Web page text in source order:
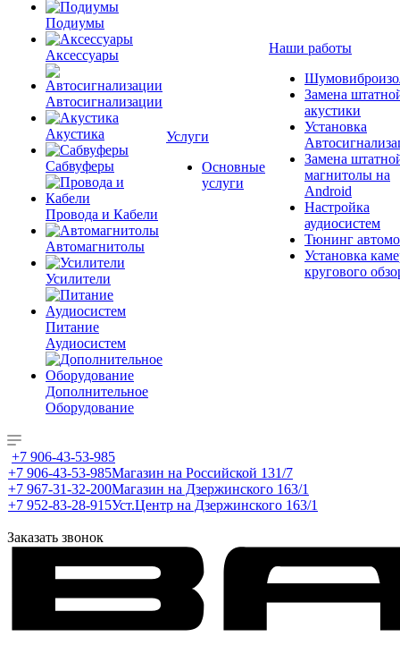
Подиумы
Аксессуары
Автосигнализации
Акустика
Сабвуферы
Провода и Кабели
Автомагнитолы
Усилители
Питание
Аудиосистем
Дополнительное
Оборудование
Услуги
Основные
услуги
Наши работы
Замена
акустики
Установка
Замена
магнитолы на
Android
Настройка
аудиосистем
Тюнинг
Установка
кругового
+7 906-43-53-985
+7 906-43-53-985Магазин на Российской 131/7
+7 967-31-32-200Магазин на Дзержинского 163/1
+7 952-83-28-915Уст.Центр на Дзержинского 163/1
Заказать звонок